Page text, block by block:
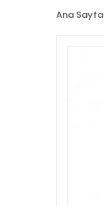
Ana Sayfa